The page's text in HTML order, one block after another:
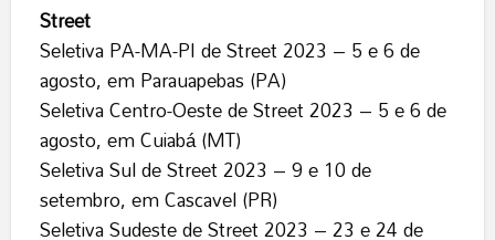
Street
Seletiva PA-MA-PI de Street 2023 – 5 e 6 de
agosto, em Parauapebas (PA)
Seletiva Centro-Oeste de Street 2023 – 5 e 6 de
agosto, em Cuiabá (MT)
Seletiva Sul de Street 2023 – 9 e 10 de
setembro, em Cascavel (PR)
Seletiva Sudeste de Street 2023 – 23 e 24 de